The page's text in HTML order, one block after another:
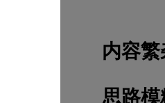
内容繁
思路模